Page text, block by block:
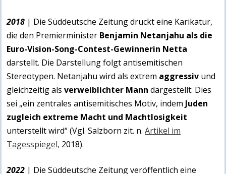
2018 | Die Süddeutsche Zeitung druckt eine Karikatur,
die den Premierminister Benjamin Netanjahu als die
Euro-Vision-Song-Contest-Gewinnerin Netta
darstellt. Die Darstellung folgt antisemitischen
Stereotypen. Netanjahu wird als extrem aggressiv und
gleichzeitig als verweiblichter Mann dargestellt: Dies
sei „ein zentrales antisemitisches Motiv, indem Juden
zugleich extreme Macht und Machtlosigkeit
unterstellt wird“ (Vgl. Salzborn zit. n. Artikel im
Tagesspiegel, 2018).
2022 | Die Süddeutsche Zeitung veröffentlich eine